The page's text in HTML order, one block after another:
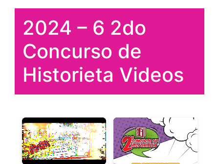
2024 – 6 2do
Concurso de
Historieta Videos